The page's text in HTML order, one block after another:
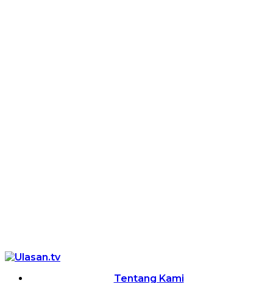
Tentang Kami